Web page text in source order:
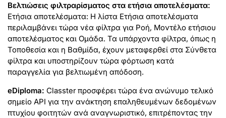
Βελτιώσεις φιλτραρίσματος στα ετήσια αποτελέσματα:
Ετήσια αποτελέσματα: Η λίστα Ετήσια αποτελέσματα
περιλαμβάνει τώρα νέα φίλτρα για Ροή, Μοντέλο ετήσιου
αποτελέσματος και Ομάδα. Τα υπάρχοντα φίλτρα, όπως η
Τοποθεσία και η Βαθμίδα, έχουν μεταφερθεί στα Σύνθετα
φίλτρα και υποστηρίζουν τώρα φόρτωση κατά
παραγγελία για βελτιωμένη απόδοση.
eDiploma: Classter προσφέρει τώρα ένα ανώνυμο τελικό
σημείο API για την ανάκτηση επαληθευμένων δεδομένων
πτυχίου φοιτητών ανά αναγνωριστικό, επιτρέποντας την